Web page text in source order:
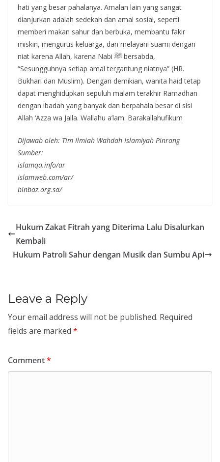
hati yang besar pahalanya. Amalan lain yang sangat
dianjurkan adalah sedekah dan amal sosial, seperti
memberi makan sahur dan berbuka, membantu fakir
miskin, mengurus keluarga, dan melayani suami dengan
niat karena Allah, karena Nabi ﷺ bersabda,
“Sesungguhnya setiap amal tergantung niatnya” (HR.
Bukhari dan Muslim). Dengan demikian, wanita haid tetap
dapat menghidupkan sepuluh malam terakhir Ramadhan
dengan ibadah yang banyak dan berpahala besar di sisi
Allah ‘Azza wa Jalla. Wallahu a’lam. Barakallahufikum
Dijawab oleh: Tim Ilmiah Wahdah Islamiyah Pinrang
Sumber:
islamqa.info/ar
islamweb.com/ar/
binbaz.org.sa/
Hukum Zakat Fitrah yang Diterima Lalu Disalurkan
Kembali
Hukum Patroli Sahur dengan Musik dan Sumbu Api
Leave a Reply
Your email address will not be published. Required
fields are marked *
Comment*